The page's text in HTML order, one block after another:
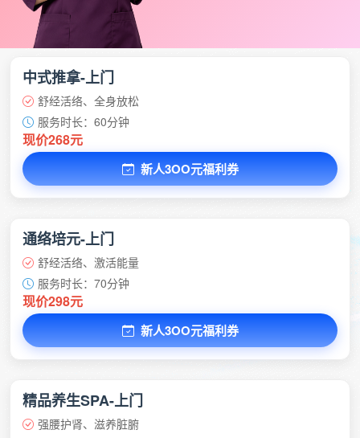
中式推拿-上门
舒经活络、全身放松
服务时长：60分钟
现价268元
新人3OO元福利券
通络培元-上门
舒经活络、激活能量
服务时长：70分钟
现价298元
新人3OO元福利券
精品养生SPA-上门
强腰护肾、滋养脏腑